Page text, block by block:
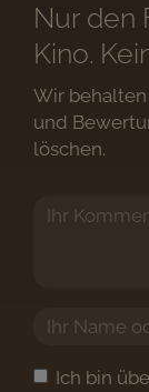
Nur den
Kino.
Wir
und
löschen.
Ich bin